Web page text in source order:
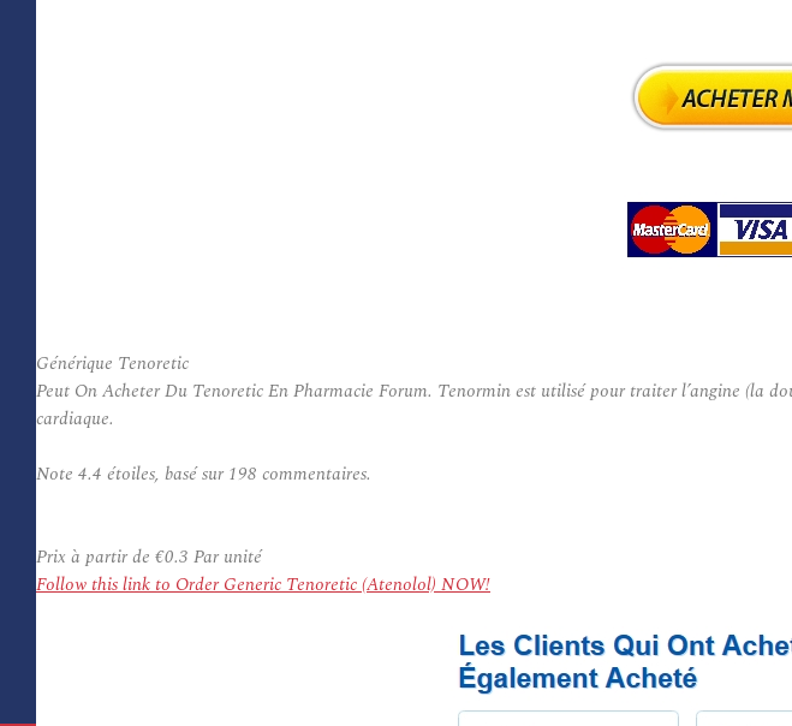
Générique Tenoretic
Peut On Acheter Du Tenoretic En Pharmacie Forum. Tenormin est utilisé pour traiter l’angine (la
cardiaque.
Note 4.4 étoiles, basé sur 198 commentaires.
Prix à partir de €0.3 Par unité
Follow this link to Order Generic Tenoretic (Atenolol) NOW!